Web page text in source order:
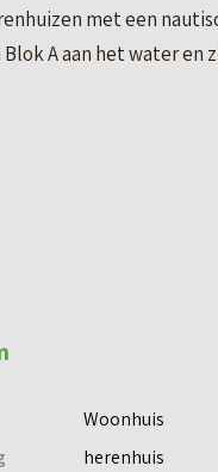
met een
A aan het water en
Woonhuis
herenhuis